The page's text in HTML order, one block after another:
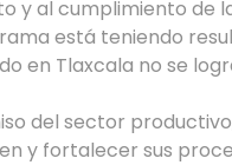
al cumplimiento de
está teniendo
en Tlaxcala no se
del sector
y fortalecer sus